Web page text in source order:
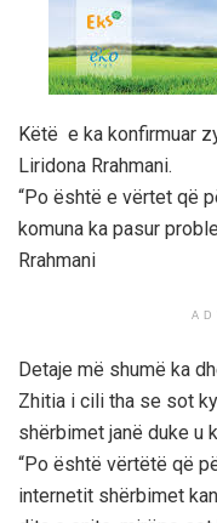
Këtë e ka konfirmuar
Liridona Rrahmani.
“Po është e vërtet që
komuna ka pasur
Rrahmani
Detaje më shumë ka
Zhitia i cili tha se sot
shërbimet janë duke u
“Po është vërtëtë që
internetit shërbimet